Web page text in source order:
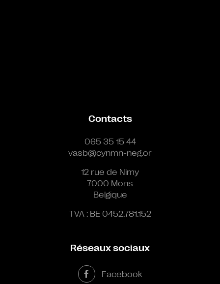
Contacts
065 35 15 44
vasb@cynmn-neg.or
12 rue de Nimy
7000 Mons
Belgique
TVA : BE 0452.781.152
Réseaux sociaux
Facebook